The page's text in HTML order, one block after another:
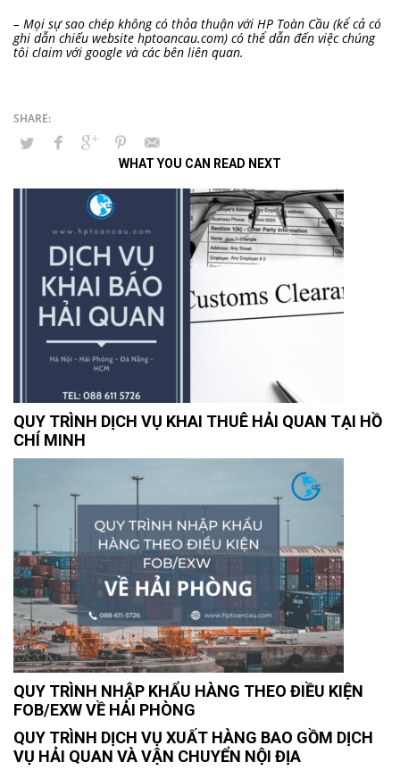
– Mọi sự sao chép không có thỏa thuận với HP Toàn Cầu (kể cả có
ghi dẫn chiếu website hptoancau.com) có thể dẫn đến việc chúng
tôi claim với google và các bên liên quan.
WHAT YOU CAN READ NEXT
QUY TRÌNH DỊCH VỤ KHAI THUÊ HẢI QUAN TẠI HỒ
CHÍ MINH
QUY TRÌNH NHẬP KHẨU HÀNG THEO ĐIỀU KIỆN
FOB/EXW VỀ HẢI PHÒNG
QUY TRÌNH DỊCH VỤ XUẤT HÀNG BAO GỒM DỊCH
VỤ HẢI QUAN VÀ VẬN CHUYỂN NỘI ĐỊA